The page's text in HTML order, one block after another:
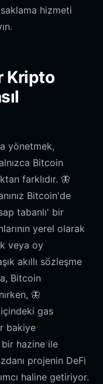
saklama hizmeti
Kripto
yönetmek,
Bitcoin
farklıdır. 🦋
Bitcoin'de
tabanlı' bir
yerel olarak
veya oy
akıllı sözleşme
Bitcoin
🦋
gas
bakiye
hazine ile
projenin DeFi
haline getiriyor.